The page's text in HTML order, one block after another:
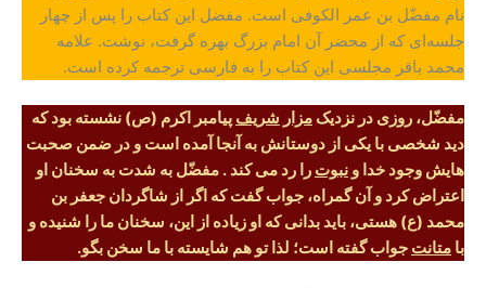
نام مفضّل بن عمر الکوفی است. مفضل این کتاب را پس از چهار
جلسه‌ای که از محضر آن امام بزرگ بهره گرفت، نوشت. علامه
محمد باقر مجلسی این کتاب را به فارسی ترجمه کرده است.
مفضّل، روزی در نزدیک مزار شریف پیامبر اکرم (ص) نشسته بود که
دید شخصی با یکی از دوستانش به آنجا آمده است و در ضمن صحبت
هایش وجود خدا و نبوت را رد می کند . مفضّل به شدت به سخنان او
اعتراض کرد و آن گمراه، جواب گفت که اگر از شاگردان جعفر بن
محمد (ع) هستی، باید بدانی که او زیاده از این، سخنان ما را شنیده و
با متانت جواب گفته است؛ لذا تو هم شایسته با ما سخن بگو.